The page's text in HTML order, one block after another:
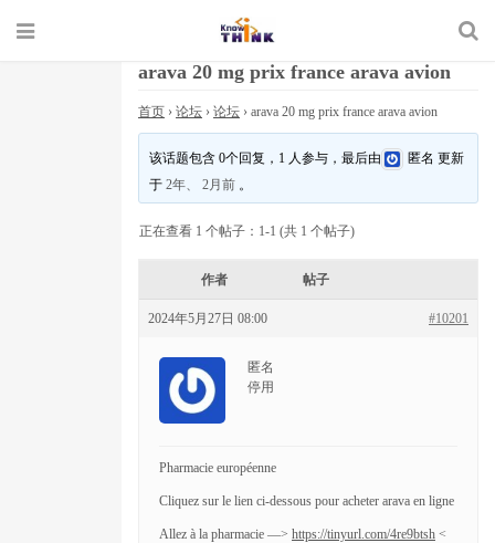
arava 20 mg prix france arava avion
首页 › 论坛 › 论坛 › arava 20 mg prix france arava avion
该话题包含 0个回复，1 人参与，最后由 匿名 更新
于2年、 2月前 。
正在查看 1 个帖子：1-1 (共 1 个帖子)
作者 帖子
2024年5月27日 08:00 #10201
匿名
停用
Pharmacie européenne
Cliquez sur le lien ci-dessous pour acheter arava en ligne
Allez à la pharmacie —> https://tinyurl.com/4re9btsh <